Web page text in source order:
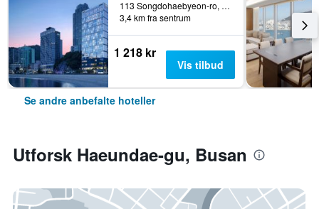
113 Songdohaebyeon-ro, Seo-gu, Busan, Sør-Korea
3,4 km fra sentrum
1 218 kr
Vis tilbud
Se andre anbefalte hoteller
Utforsk Haeundae-gu, Busan